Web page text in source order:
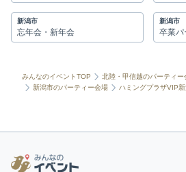
新潟市
忘年会・新年会
新潟市
卒業パ
みんなのイベントTOP 北陸・甲信越のパーティー
新潟市のパーティー会場
ハミングプラザVIP